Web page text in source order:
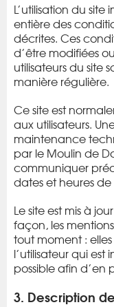
L’utilisation du
entière des
décrites. Ces
d’être modifiées
utilisateurs du site
manière régulière.
Ce site est
aux utilisateurs.
maintenance
par le Moulin de
communiquer
dates et heures de
Le site est mis à
façon, les
tout moment :
l’utilisateur qui est
possible afin d’en
3. Description